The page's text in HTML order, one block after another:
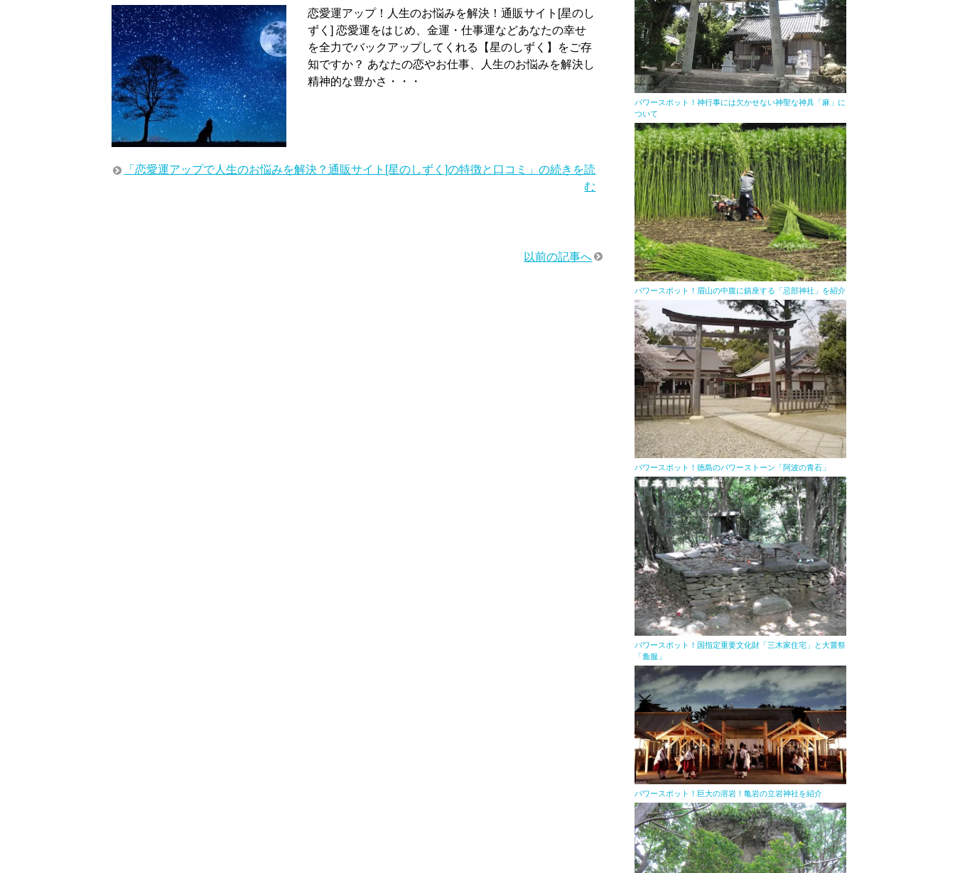
恋愛運アップ！人生のお悩みを解決！通販サイト[星のし
ずく] 恋愛運をはじめ、金運・仕事運などあなたの幸せ
を全力でバックアップしてくれる【星のしずく】をご存
知ですか？ あなたの恋やお仕事、人生のお悩みを解決し
精神的な豊かさ・・・
「恋愛運アップで人生のお悩みを解決？通販サイト[星のしずく]の特徴と口コミ」の続きを読
む
以前の記事へ
パワースポット！神行事には欠かせない神聖な神具「麻」に
ついて
パワースポット！眉山の中腹に鎮座する「忌部神社」を紹介
パワースポット！徳島のパワーストーン「阿波の青石」
パワースポット！国指定重要文化財「三木家住宅」と大嘗祭
「麁服」
パワースポット！巨大の溶岩！亀岩の立岩神社を紹介